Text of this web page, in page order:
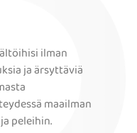
ilman
ja ärsyttäviä
maailman
peleihin.